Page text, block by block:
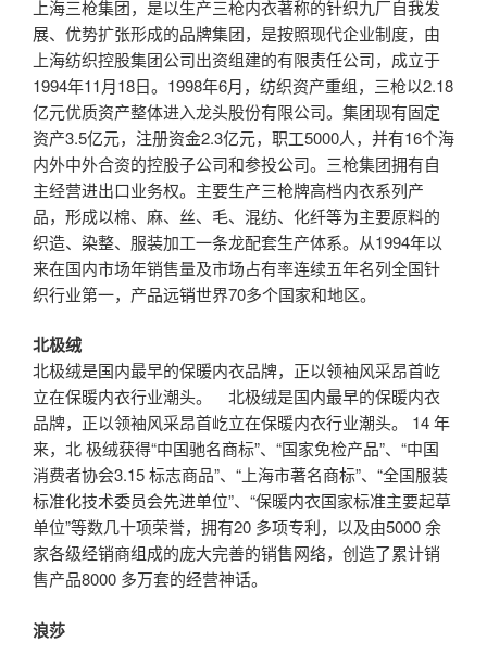
上海三枪集团，是以生产三枪内衣著称的针织九厂自我发
展、优势扩张形成的品牌集团，是按照现代企业制度，由
上海纺织控股集团公司出资组建的有限责任公司，成立于
1994年11月18日。1998年6月，纺织资产重组，三枪以2.18
亿元优质资产整体进入龙头股份有限公司。集团现有固定
资产3.5亿元，注册资金2.3亿元，职工5000人，并有16个海
内外中外合资的控股子公司和参投公司。三枪集团拥有自
主经营进出口业务权。主要生产三枪牌高档内衣系列产
品，形成以棉、麻、丝、毛、混纺、化纤等为主要原料的
织造、染整、服装加工一条龙配套生产体系。从1994年以
来在国内市场年销售量及市场占有率连续五年名列全国针
织行业第一，产品远销世界70多个国家和地区。
北极绒
北极绒是国内最早的保暖内衣品牌，正以领袖风采昂首屹
立在保暖内衣行业潮头。 北极绒是国内最早的保暖内衣
品牌，正以领袖风采昂首屹立在保暖内衣行业潮头。 14 年
来，北 极绒获得“中国驰名商标”、“国家免检产品”、“中国
消费者协会3.15 标志商品”、“上海市著名商标”、“全国服装
标准化技术委员会先进单位”、“保暖内衣国家标准主要起草
单位”等数几十项荣誉，拥有20 多项专利，以及由5000 余
家各级经销商组成的庞大完善的销售网络，创造了累计销
售产品8000 多万套的经营神话。
浪莎